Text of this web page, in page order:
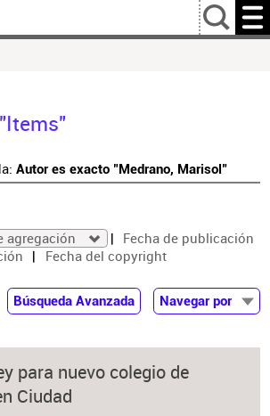
…
Autor es exacto "Medrano, Marisol"
agregación
Fecha de publicación
Fecha del copyright
Búsqueda Avanzada
Navegar por
Autor
Colaborador
para nuevo colegio de
Ciudad